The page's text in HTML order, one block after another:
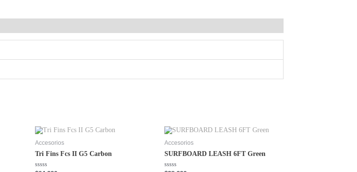
Accesorios
Tri Fins Fcs II G5 Carbon
Accesorios
SURFBOARD LEASH 6FT Green